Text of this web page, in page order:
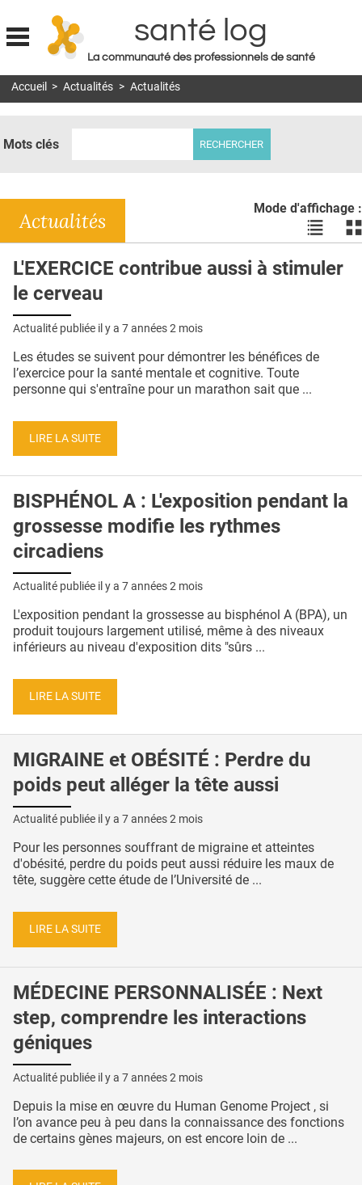
Jump to navigation
santé log
La communauté des professionnels de santé
MON COMPTE
DOSSIERS
RÉSEAUX
E-REVUE SAD
QUI SOMMES-NOUS ?
CONDITIONS GÉNÉRALES
CRÉDITS
Accueil > Actualités > Actualités
Mots clés
Mode d'affichage :
Voir
les
en
les
Actualités
L'EXERCICE contribue aussi à stimuler
le cerveau
Actualité publiée il y a 7 années 2 mois
Les études se suivent pour démontrer les bénéfices de
l’exercice pour la santé mentale et cognitive. Toute
personne qui s'entraîne pour un marathon sait que ...
LIRE LA SUITE
BISPHÉNOL A : L'exposition pendant la
grossesse modifie les rythmes
circadiens
Actualité publiée il y a 7 années 2 mois
L'exposition pendant la grossesse au bisphénol A (BPA), un
produit toujours largement utilisé, même à des niveaux
inférieurs au niveau d'exposition dits "sûrs ...
LIRE LA SUITE
MIGRAINE et OBÉSITÉ : Perdre du
poids peut alléger la tête aussi
Actualité publiée il y a 7 années 2 mois
Pour les personnes souffrant de migraine et atteintes
d'obésité, perdre du poids peut aussi réduire les maux de
tête, suggère cette étude de l’Université de ...
LIRE LA SUITE
MÉDECINE PERSONNALISÉE : Next
step, comprendre les interactions
géniques
Actualité publiée il y a 7 années 2 mois
Depuis la mise en œuvre du Human Genome Project , si
l’on avance peu à peu dans la connaissance des fonctions
de certains gènes majeurs, on est encore loin de ...